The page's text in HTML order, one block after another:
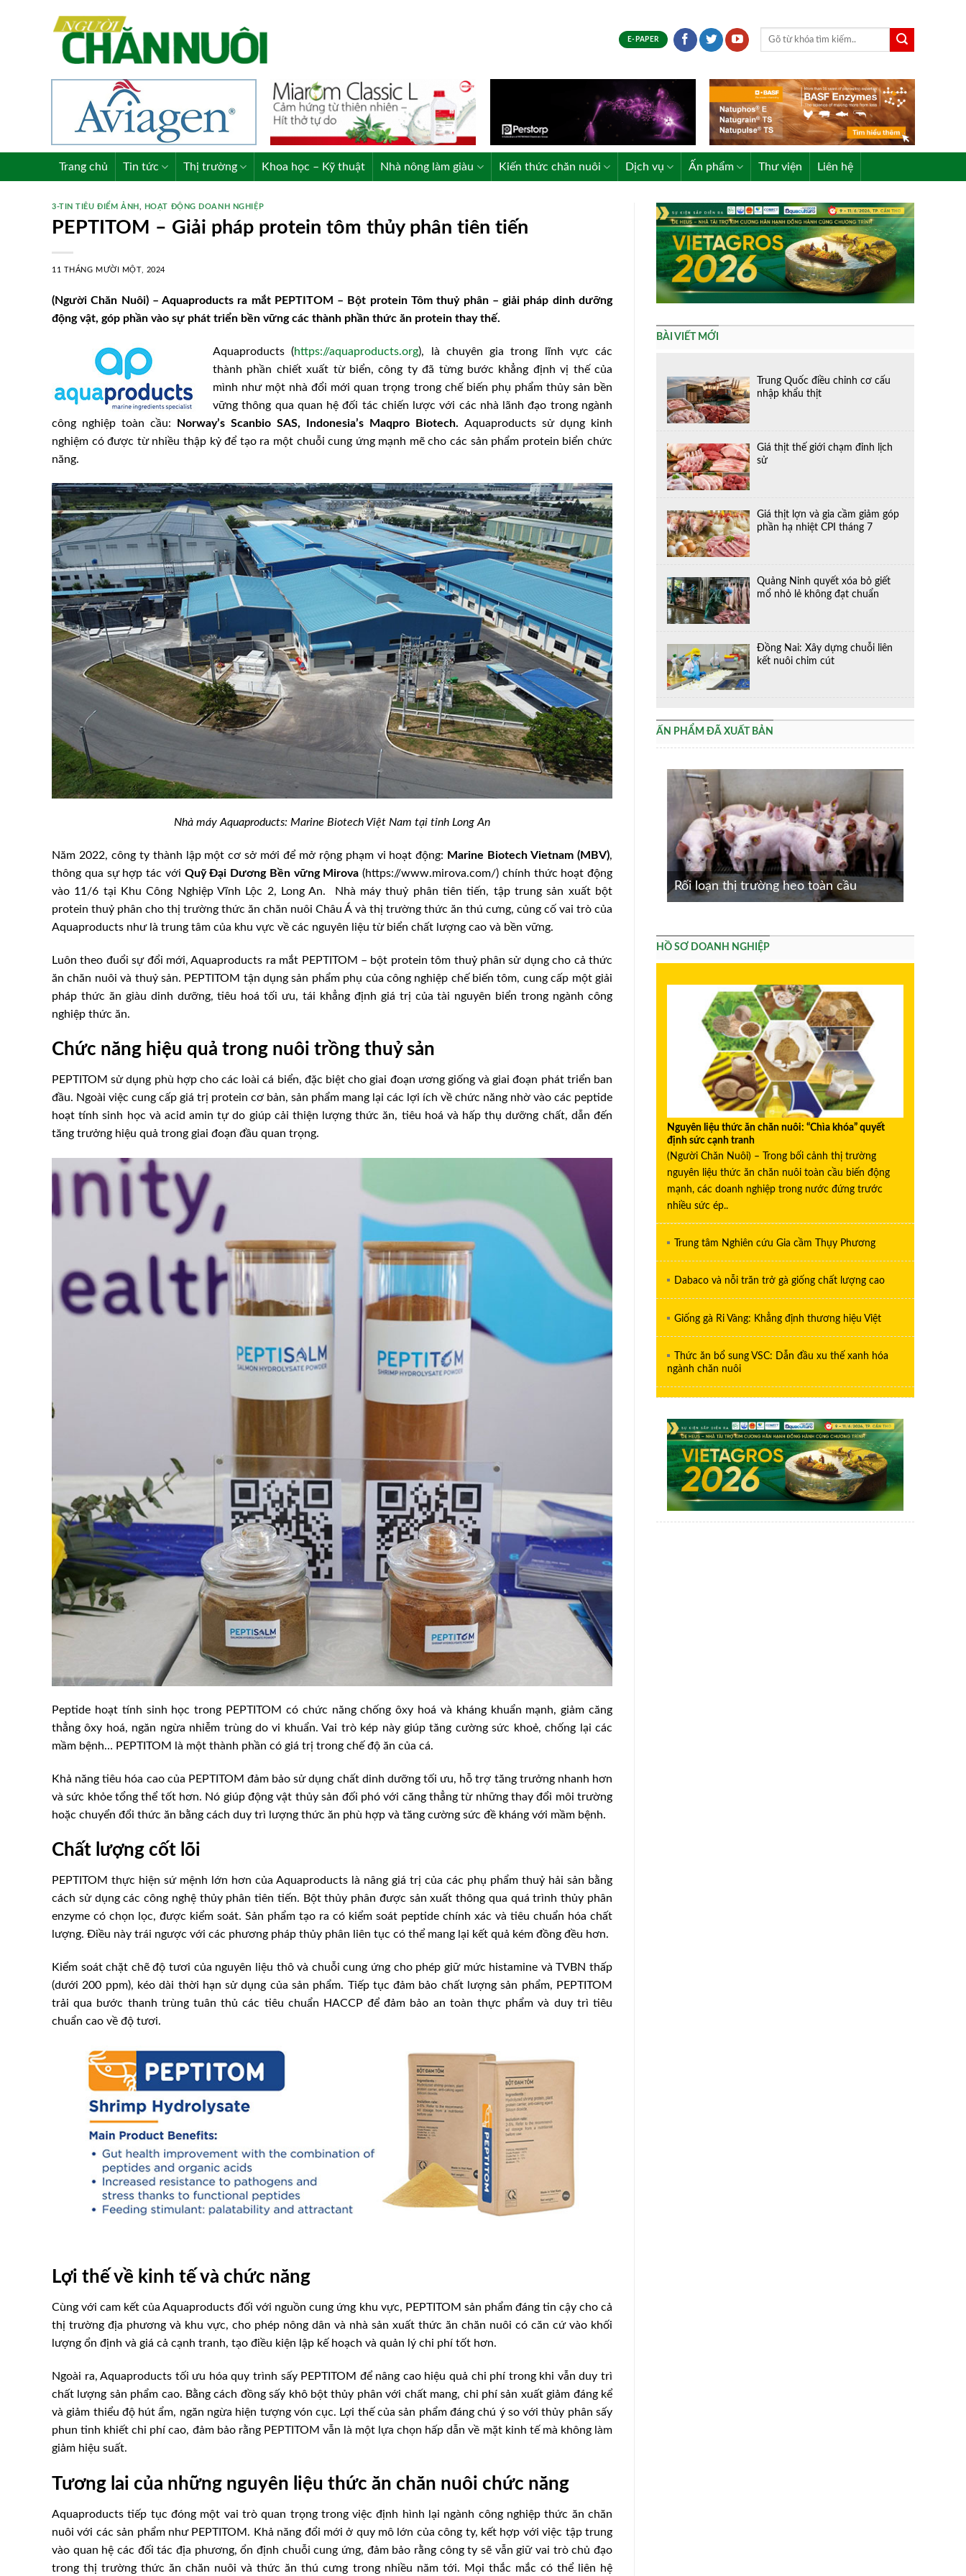
E-PAPER
Trang chủ Tin tức Thị trường Khoa học – Kỹ thuật Nhà nông làm giàu Kiến thức chăn nuôi Dịch vụ Ấn phẩm Thư viện Liên hệ
3-TIN TIÊU ĐIỂM ẢNH , HOẠT ĐỘNG DOANH NGHIỆP
PEPTITOM – Giải pháp protein tôm thủy phân tiên tiến
11 THÁNG MƯỜI MỘT, 2024
(Người Chăn Nuôi) – Aquaproducts ra mắt PEPTITOM – Bột protein Tôm thuỷ phân – giải pháp dinh dưỡng
động vật, góp phần vào sự phát triển bền vững các thành phần thức ăn protein thay thế.
Aquaproducts (https://aquaproducts.org), là chuyên gia trong lĩnh vực các
thành phần chiết xuất từ biển, công ty đã từng bước khẳng định vị thế của
mình như một nhà đổi mới quan trọng trong chế biến phụ phẩm thủy sản bền
vững thông qua quan hệ đối tác chiến lược với các nhà lãnh đạo trong ngành
công nghiệp toàn cầu:
Norway’s Scanbio SAS, Indonesia’s Maqpro Biotech. Aquaproducts sử dụng kinh
nghiệm có được từ nhiều thập kỷ để tạo ra một chuỗi cung ứng mạnh mẽ cho các sản phẩm protein biển chức
năng.
Nhà máy Aquaproducts: Marine Biotech Việt Nam tại tỉnh Long An
Năm 2022, công ty thành lập một cơ sở mới để mở rộng phạm vi hoạt động: Marine Biotech Vietnam (MBV),
thông qua sự hợp tác với Quỹ Đại Dương Bền vững Mirova (https://www.mirova.com/) chính thức hoạt động
vào 11/6 tại Khu Công Nghiệp Vĩnh Lộc 2, Long An. Nhà máy thuỷ phân tiên tiến, tập trung sản xuất bột
protein thuỷ phân cho thị trường thức ăn chăn nuôi Châu Á và thị trường thức ăn thú cưng, củng cố vai trò của
Aquaproducts như là trung tâm của khu vực về các nguyên liệu từ biển chất lượng cao và bền vững.
Luôn theo đuổi sự đổi mới, Aquaproducts ra mắt PEPTITOM – bột protein tôm thuỷ phân sử dụng cho cả thức
ăn chăn nuôi và thuỷ sản. PEPTITOM tận dụng sản phẩm phụ của công nghiệp chế biến tôm, cung cấp một giải
pháp thức ăn giàu dinh dưỡng, tiêu hoá tối ưu, tái khẳng định giá trị của tài nguyên biển trong ngành công
nghiệp thức ăn.
Chức năng hiệu quả trong nuôi trồng thuỷ sản
PEPTITOM sử dụng phù hợp cho các loài cá biển, đặc biệt cho giai đoạn ương giống và giai đoạn phát triển ban
đầu. Ngoài việc cung cấp giá trị protein cơ bản, sản phẩm mang lại các lợi ích về chức năng nhờ vào các peptide
hoạt tính sinh học và acid amin tự do giúp cải thiện lượng thức ăn, tiêu hoá và hấp thụ dưỡng chất, dẫn đến
tăng trưởng hiệu quả trong giai đoạn đầu quan trọng.
Peptide hoạt tính sinh học trong PEPTITOM có chức năng chống ôxy hoá và kháng khuẩn mạnh, giảm căng
thẳng ôxy hoá, ngăn ngừa nhiễm trùng do vi khuẩn. Vai trò kép này giúp tăng cường sức khoẻ, chống lại các
mầm bệnh… PEPTITOM là một thành phần có giá trị trong chế độ ăn của cá.
Khả năng tiêu hóa cao của PEPTITOM đảm bảo sử dụng chất dinh dưỡng tối ưu, hỗ trợ tăng trưởng nhanh hơn
và sức khỏe tổng thể tốt hơn. Nó giúp động vật thủy sản đối phó với căng thẳng từ những thay đổi môi trường
hoặc chuyển đổi thức ăn bằng cách duy trì lượng thức ăn phù hợp và tăng cường sức đề kháng với mầm bệnh.
Chất lượng cốt lõi
PEPTITOM thực hiện sứ mệnh lớn hơn của Aquaproducts là nâng giá trị của các phụ phẩm thuỷ hải sản bằng
cách sử dụng các công nghệ thủy phân tiên tiến. Bột thủy phân được sản xuất thông qua quá trình thủy phân
enzyme có chọn lọc, được kiểm soát. Sản phẩm tạo ra có kiểm soát peptide chính xác và tiêu chuẩn hóa chất
lượng. Điều này trái ngược với các phương pháp thủy phân liên tục có thể mang lại kết quả kém đồng đều hơn.
Kiểm soát chặt chẽ độ tươi của nguyên liệu thô và chuỗi cung ứng cho phép giữ mức histamine và TVBN thấp
(dưới 200 ppm), kéo dài thời hạn sử dụng của sản phẩm. Tiếp tục đảm bảo chất lượng sản phẩm, PEPTITOM
trải qua bước thanh trùng tuân thủ các tiêu chuẩn HACCP để đảm bảo an toàn thực phẩm và duy trì tiêu
chuẩn cao về độ tươi.
Lợi thế về kinh tế và chức năng
Cùng với cam kết của Aquaproducts đối với nguồn cung ứng khu vực, PEPTITOM sản phẩm đáng tin cậy cho cả
thị trường địa phương và khu vực, cho phép nông dân và nhà sản xuất thức ăn chăn nuôi có căn cứ vào khối
lượng ổn định và giá cả cạnh tranh, tạo điều kiện lập kế hoạch và quản lý chi phí tốt hơn.
Ngoài ra, Aquaproducts tối ưu hóa quy trình sấy PEPTITOM để nâng cao hiệu quả chi phí trong khi vẫn duy trì
chất lượng sản phẩm cao. Bằng cách đồng sấy khô bột thủy phân với chất mang, chi phí sản xuất giảm đáng kể
và giảm thiểu độ hút ẩm, ngăn ngừa hiện tượng vón cục. Lợi thế của sản phẩm đáng chú ý so với thủy phân sấy
phun tinh khiết chi phí cao, đảm bảo rằng PEPTITOM vẫn là một lựa chọn hấp dẫn về mặt kinh tế mà không làm
giảm hiệu suất.
Tương lai của những nguyên liệu thức ăn chăn nuôi chức năng
Aquaproducts tiếp tục đóng một vai trò quan trọng trong việc định hình lại ngành công nghiệp thức ăn chăn
nuôi với các sản phẩm như PEPTITOM. Khả năng đổi mới ở quy mô lớn của công ty, kết hợp với việc tập trung
vào quan hệ các đối tác địa phương, ổn định chuỗi cung ứng, đảm bảo rằng công ty sẽ vẫn giữ vai trò chủ đạo
trong thị trường thức ăn chăn nuôi và thức ăn thú cưng trong nhiều năm tới. Mọi thắc mắc có thể liên hệ
BÀI VIẾT MỚI
Trung Quốc điều chỉnh cơ cấu
nhập khẩu thịt
Giá thịt thế giới chạm đỉnh lịch
sử
Giá thịt lợn và gia cầm giảm góp
phần hạ nhiệt CPI tháng 7
Quảng Ninh quyết xóa bỏ giết
mổ nhỏ lẻ không đạt chuẩn
Đồng Nai: Xây dựng chuỗi liên
kết nuôi chim cút
ẤN PHẨM ĐÃ XUẤT BẢN
Rối loạn thị trường heo toàn cầu
vị thế ngành thú y
quốc tế
Yêu cầu chuồng trại chăn nuôi ngan
thịt
Người chăn nuôi heo tiếp tục gặp khó
HỒ SƠ DOANH NGHIỆP
Nguyên liệu thức ăn chăn nuôi: “Chìa khóa” quyết
định sức cạnh tranh
(Người Chăn Nuôi) – Trong bối cảnh thị trường
nguyên liệu thức ăn chăn nuôi toàn cầu biến động
mạnh, các doanh nghiệp trong nước đứng trước
nhiều sức ép..
Trung tâm Nghiên cứu Gia cầm Thụy Phương
Dabaco và nỗi trăn trở gà giống chất lượng cao
Giống gà Ri Vàng: Khẳng định thương hiệu Việt
Thức ăn bổ sung VSC: Dẫn đầu xu thế xanh hóa
ngành chăn nuôi